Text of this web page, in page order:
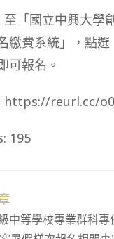
至「國立中興大學
繳費系統」，點
可報名。
https://reurl.cc/
195
中等學校專業群科專